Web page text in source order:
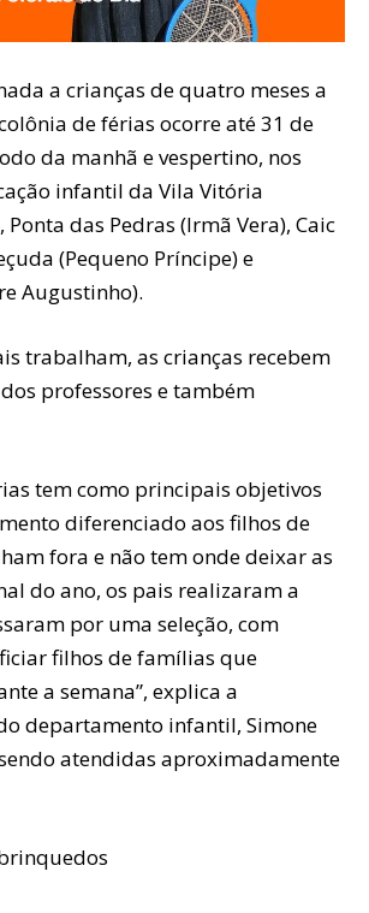
a crianças de quatro meses a
de férias ocorre até 31 de
da manhã e vespertino, nos
infantil da Vila Vitória
das Pedras (Irmã Vera), Caic
(Pequeno Príncipe) e
Augustinho).
trabalham, as crianças recebem
professores e também
tem como principais objetivos
diferenciado aos filhos de
fora e não tem onde deixar as
do ano, os pais realizaram a
por uma seleção, com
filhos de famílias que
a semana”, explica a
departamento infantil, Simone
atendidas aproximadamente